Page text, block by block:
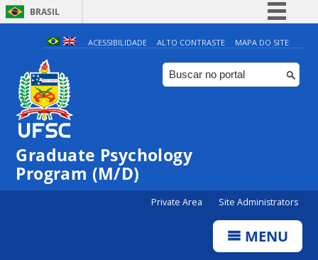
BRASIL
Simplifique!
Comunica BR
Participe
ACESSIBILIDADE ALTO CONTRASTE MAPA DO SITE
Graduate Psychology
Program (M/D)
Private Area Site Administrators
MENU